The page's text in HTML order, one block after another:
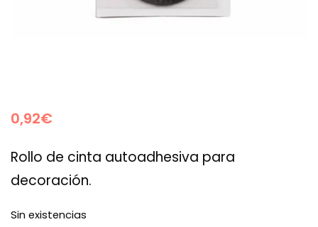
0,92€
Rollo de cinta autoadhesiva para
decoración.
Sin existencias